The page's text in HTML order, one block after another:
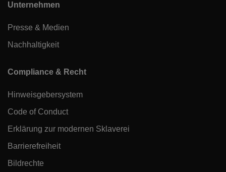
Unternehmen
Presse & Medien
Nachhaltigkeit
Compliance & Recht
Hinweisgebersystem
Code of Conduct
Erklärung zur modernen Sklaverei
Barrierefreiheit
Bildrechte